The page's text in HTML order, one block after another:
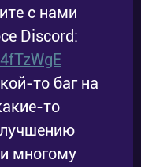
с нами
Discord:
то баг на
то
многому